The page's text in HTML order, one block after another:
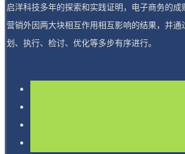
启洋科技多年的探索和实践证明，电子商务的成
营销外因两大块相互作用相互影响的结果，并通
划、执行、检讨、优化等多步有序进行。